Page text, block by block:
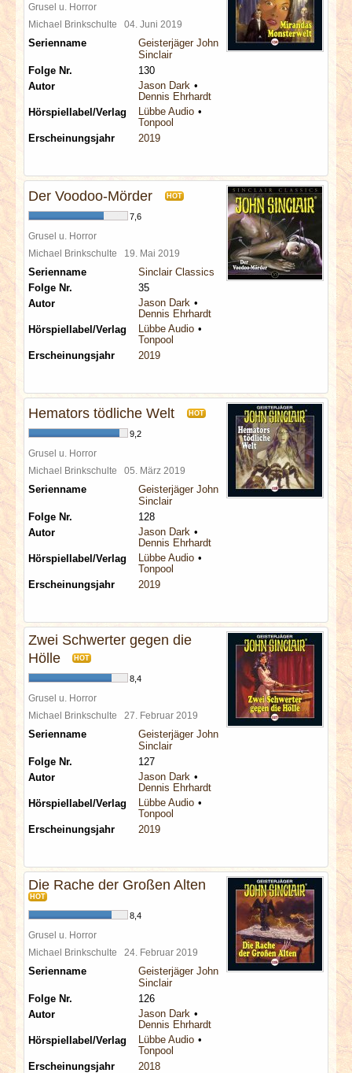
Grusel u. Horror
Michael Brinkschulte 04. Juni 2019
Serienname
Geisterjäger John
Sinclair
Folge Nr.
130
Autor
Jason Dark
Dennis Ehrhardt
Hörspiellabel/Verlag
Lübbe Audio
Tonpool
Erscheinungsjahr
2019
Der Voodoo-Mörder HOT
7,6
Grusel u. Horror
Michael Brinkschulte 19. Mai 2019
Serienname
Sinclair Classics
Folge Nr.
35
Autor
Jason Dark
Dennis Ehrhardt
Hörspiellabel/Verlag
Lübbe Audio
Tonpool
Erscheinungsjahr
2019
Hemators tödliche Welt HOT
9,2
Grusel u. Horror
Michael Brinkschulte 05. März 2019
Serienname
Geisterjäger John
Sinclair
Folge Nr.
128
Autor
Jason Dark
Dennis Ehrhardt
Hörspiellabel/Verlag
Lübbe Audio
Tonpool
Erscheinungsjahr
2019
Zwei Schwerter gegen die
Hölle
HOT
8,4
Grusel u. Horror
Michael Brinkschulte 27. Februar 2019
Serienname
Geisterjäger John
Sinclair
Folge Nr.
127
Autor
Jason Dark
Dennis Ehrhardt
Hörspiellabel/Verlag
Lübbe Audio
Tonpool
Erscheinungsjahr
2019
Die Rache der Großen Alten
HOT
8,4
Grusel u. Horror
Michael Brinkschulte 24. Februar 2019
Serienname
Geisterjäger John
Sinclair
Folge Nr.
126
Autor
Jason Dark
Dennis Ehrhardt
Hörspiellabel/Verlag
Lübbe Audio
Tonpool
Erscheinungsjahr
2018